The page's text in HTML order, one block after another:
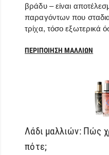
βράδυ – είναι
παραγόντων που
τρίχα, τόσο εξωτερικά
ΠΕΡΙΠΟΊΗΣΗ ΜΑΛΛΙΏΝ
Λάδι μαλλιών: Πώς
πότε;